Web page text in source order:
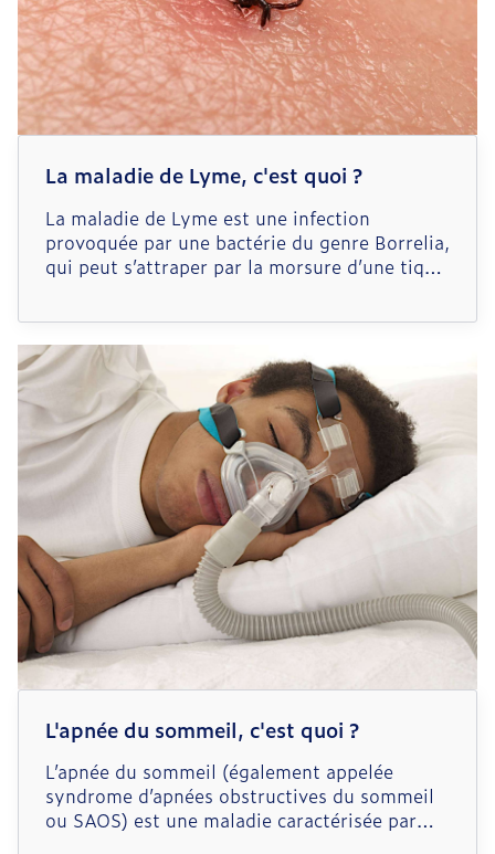
La maladie de Lyme, c'est quoi ?
La maladie de Lyme est une infection
provoquée par une bactérie du genre Borrelia,
qui peut s’attraper par la morsure d’une tique
L'apnée du sommeil, c'est quoi ?
L’apnée du sommeil (également appelée
syndrome d’apnées obstructives du sommeil
ou SAOS) est une maladie caractérisée par